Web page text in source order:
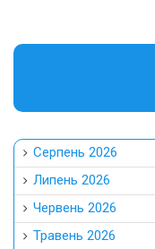
Серпень 2026
Липень 2026
Червень 2026
Травень 2026